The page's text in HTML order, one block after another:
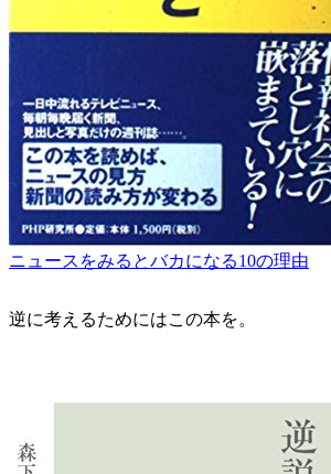
ニュースをみるとバカになる10の理由
逆に考えるためにはこの本を。